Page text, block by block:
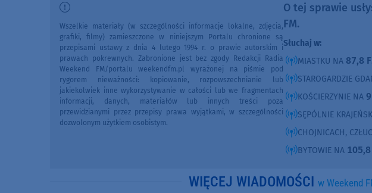
O tej sprawie
FM.
Słuchaj w:
MIASTKU NA 87,8
STAROGARDZIE
KOŚCIERZYNIE NA
SĘPÓLNIE
CHOJNICACH,
BYTOWIE NA 105,8
Wszelkie materiały (w szczególności informacje lokalne, zdjęcia,
grafiki, filmy) zamieszczone w niniejszym Portalu chronione są
przepisami ustawy z dnia 4 lutego 1994 r. o prawie autorskim i
prawach pokrewnych. Zabronione jest bez zgody Redakcji Radia
Weekend FM/portalu weekendfm.pl wyrażonej na piśmie pod
rygorem nieważności: kopiowanie, rozpowszechnianie lub
jakiekolwiek inne wykorzystywanie w całości lub we fragmentach
informacji, danych, materiałów lub innych treści poza
przewidzianymi przez przepisy prawa wyjątkami, w szczególności
dozwolonym użytkiem osobistym.
WIĘCEJ WIADOMOŚCI w Weekend